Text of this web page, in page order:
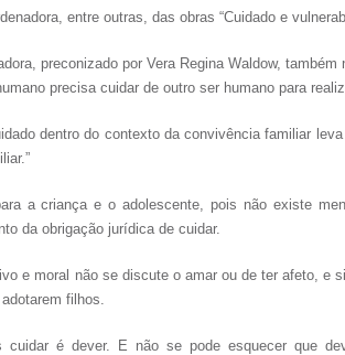
entre outras, das obras “Cuidado e
preconizado por Vera Regina Waldow,
precisa cuidar de outro ser humano para
dentro do contexto da convivência familiar
a criança e o adolescente, pois não existe
da obrigação jurídica de cuidar.
e moral não se discute o amar ou de ter afeto,
filhos.
cuidar é dever. E não se pode esquecer que